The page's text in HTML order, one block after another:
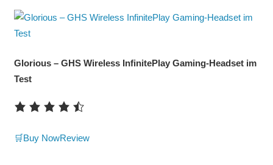
Glorious – GHS Wireless InfinitePlay Gaming-Headset im
Test
🛒Buy NowReview